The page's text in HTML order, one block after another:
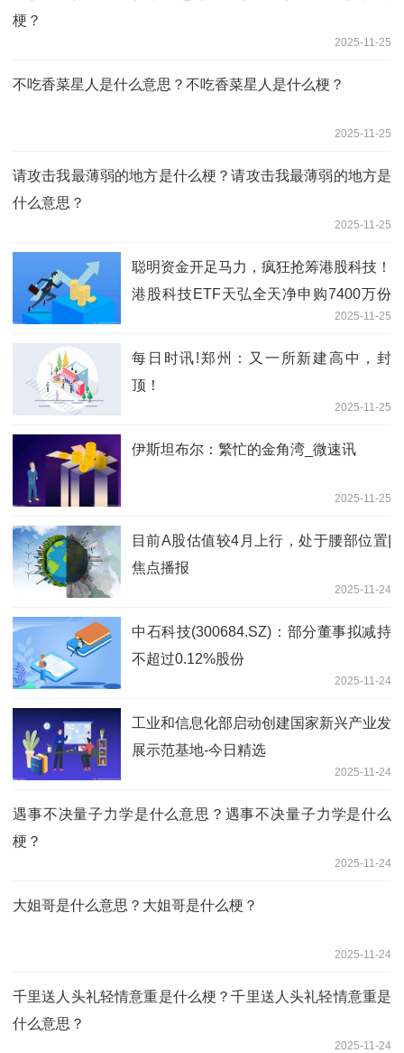
梗？
2025-11-25
不吃香菜星人是什么意思？不吃香菜星人是什么梗？
2025-11-25
请攻击我最薄弱的地方是什么梗？请攻击我最薄弱的地方是
什么意思？
2025-11-25
聪明资金开足马力，疯狂抢筹港股科技！
港股科技ETF天弘全天净申购7400万份
2025-11-25
每日时讯!郑州：又一所新建高中，封
顶！
2025-11-25
伊斯坦布尔：繁忙的金角湾_微速讯
2025-11-25
目前A股估值较4月上行，处于腰部位置|
焦点播报
2025-11-24
中石科技(300684.SZ)：部分董事拟减持
不超过0.12%股份
2025-11-24
工业和信息化部启动创建国家新兴产业发
展示范基地-今日精选
2025-11-24
遇事不决量子力学是什么意思？遇事不决量子力学是什么
梗？
2025-11-24
大姐哥是什么意思？大姐哥是什么梗？
2025-11-24
千里送人头礼轻情意重是什么梗？千里送人头礼轻情意重是
什么意思？
2025-11-24